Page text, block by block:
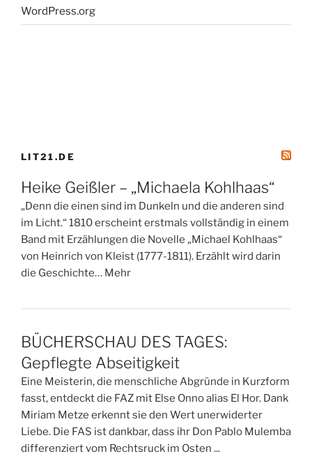
WordPress.org
LIT21.DE
Heike Geißler – „Michaela Kohlhaas“
„Denn die einen sind im Dunkeln und die anderen sind
im Licht.“ 1810 erscheint erstmals vollständig in einem
Band mit Erzählungen die Novelle „Michael Kohlhaas“
von Heinrich von Kleist (1777-1811). Erzählt wird darin
die Geschichte… Mehr
BÜCHERSCHAU DES TAGES:
Gepflegte Abseitigkeit
Eine Meisterin, die menschliche Abgründe in Kurzform
fasst, entdeckt die FAZ mit Else Onno alias El Hor. Dank
Miriam Metze erkennt sie den Wert unerwiderter
Liebe. Die FAS ist dankbar, dass ihr Don Pablo Mulemba
differenziert vom Rechtsruck im Osten ...